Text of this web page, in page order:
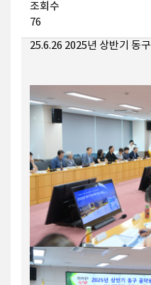
조회수
76
25.6.26 2025년 상반기 동